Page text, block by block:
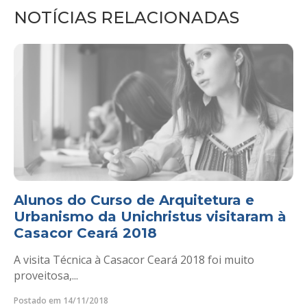
NOTÍCIAS RELACIONADAS
Alunos do Curso de Arquitetura e
Urbanismo da Unichristus visitaram à
Casacor Ceará 2018
A visita Técnica à Casacor Ceará 2018 foi muito
proveitosa,...
Postado em 14/11/2018